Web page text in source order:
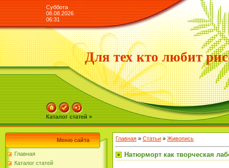
Суббота
08.08.2026
06:31
Для тех кто любит
Каталог статей »
Меню сайта
Главная
Каталог статей
Главная » Статьи » Живопись
Натюрморт как творческая